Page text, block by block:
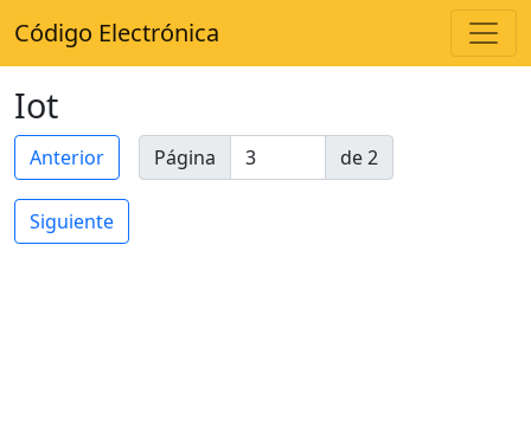
Código Electrónica
Iot
Anterior Página de 2
Siguiente